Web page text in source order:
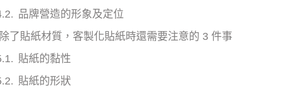
品牌營造的形象及定位
除了貼紙材質，客製化貼紙時還需要注意的 3 件事
貼紙的黏性
貼紙的形狀